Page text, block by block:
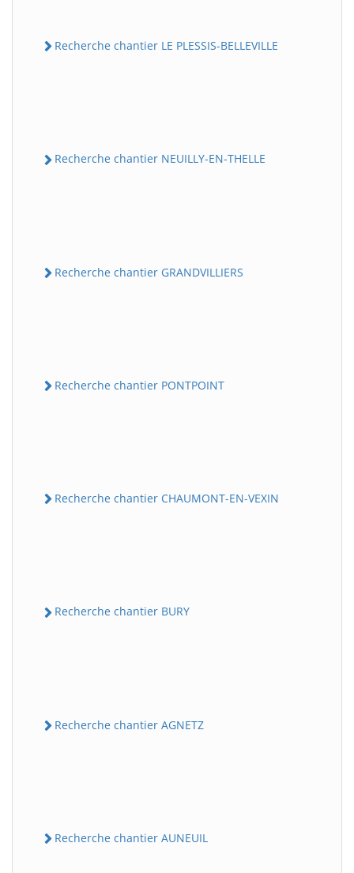
Recherche chantier LE PLESSIS-BELLEVILLE
Recherche chantier NEUILLY-EN-THELLE
Recherche chantier GRANDVILLIERS
Recherche chantier PONTPOINT
Recherche chantier CHAUMONT-EN-VEXIN
Recherche chantier BURY
Recherche chantier AGNETZ
Recherche chantier AUNEUIL